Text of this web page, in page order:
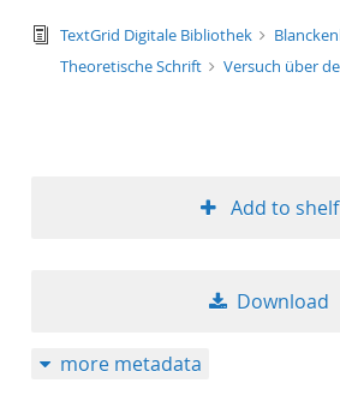
text/
TextGrid Digitale Bibliothek
Theoretische Schrift
Versuch über
Add to shelf
Download
more metadata